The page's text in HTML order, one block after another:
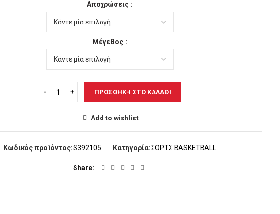
was:
40,00€.
τιμή
είναι:
28,00€.
Αποχρώσεις
Μέγεθος
ΠΡΟΣΘΉΚΗ ΣΤΟ ΚΑΛΆΘΙ
Add to wishlist
Κωδικός προϊόντος:S392105 Κατηγορία:ΣΟΡΤΣ ΒΑSΚΕΤBALL
Share